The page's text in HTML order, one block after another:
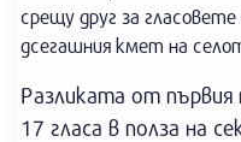
срещу друг за
дсегашния кмет на
Разликата от
17 гласа в полза на